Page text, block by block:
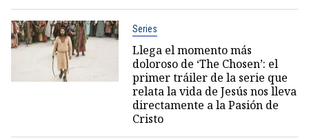
Series
Llega el momento más
doloroso de ‘The Chosen’: el
primer tráiler de la serie que
relata la vida de Jesús nos lleva
directamente a la Pasión de
Cristo